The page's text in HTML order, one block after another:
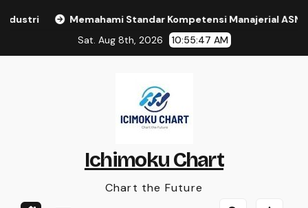
Memahami Standar Kompetensi Manajerial ASN
Sat. Aug 8th, 2026
10:55:47 AM
Ichimoku Chart
Chart the Future